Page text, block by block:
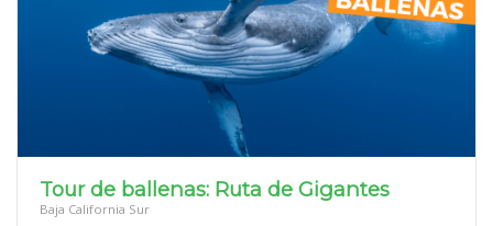
Tour de ballenas: Ruta de Gigantes
Baja California Sur